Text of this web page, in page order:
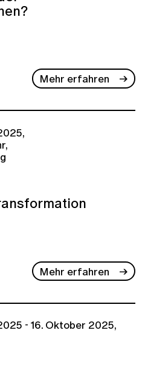
Mehr erfahren
Mehr erfahren
- 16. Oktober 2025,